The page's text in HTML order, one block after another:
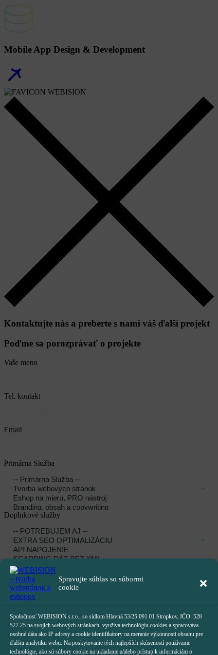
Spravujte súhlas so súbormi
cookie
Spoločnosť WEBISION s.r.o., so sídlom Hlavná 53/25 091 01 Stropkov, IČO: 528
527 25 na svojich webových stránkach využíva technológiu cookies a spracováva
osobné dáta ako IP adresy a cookie identifikátory na meranie výkonnosti obsahu pre
ďalšiu analytiku webu. Na poskytovanie tých najlepších skúseností používame
technológie, ako sú súbory cookie na ukladanie a/alebo prístup k informáciám o
Mobile App Design & Development
Kontaktujte nás a preberte s nami váš ďalší projekt
Poďme sa porozprávať o projekte
Vaše meno
Tel. kontakt
Email
Primárna Služba
Doplnkové služby
Jazyková mutácia
Popis projektu